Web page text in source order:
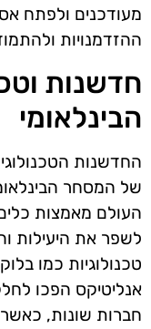
מעודכנים ולפתח
ההזדמנויות
חדשנות
הבינלאומי
החדשנות
העולם מאמצות
לשפר את היעילות
טכנולוגיות כמו
אנליטיקס הפכו
חברות שונות,